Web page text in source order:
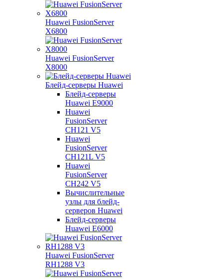
Huawei FusionServer
X6800
Huawei FusionServer
X8000
Блейд-серверы Huawei
Блейд-серверы
Huawei E9000
Huawei
FusionServer
CH121 V5
Huawei
FusionServer
CH121L V5
Huawei
FusionServer
CH242 V5
Вычислительные
узлы для блейд-
серверов Huawei
Блейд-серверы
Huawei E6000
Huawei FusionServer
RH1288 V3